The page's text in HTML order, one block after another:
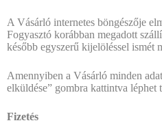
A Vásárló internetes böngészője
Fogyasztó korábban megadott
később egyszerű kijelöléssel ismét
Amennyiben a Vásárló minden
elküldése” gombra kattintva léphet
Fizetés